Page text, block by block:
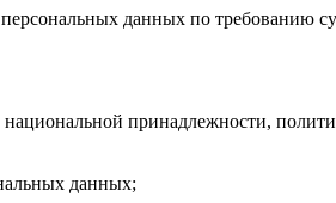
данных по требованию
принадлежности,
данных;